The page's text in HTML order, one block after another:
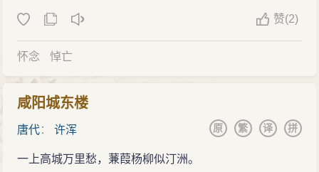
赞(2)
怀念 悼亡
咸阳城东楼
唐代：许浑 拼
译
繁
原
一上高城万里愁，蒹葭杨柳似汀洲。